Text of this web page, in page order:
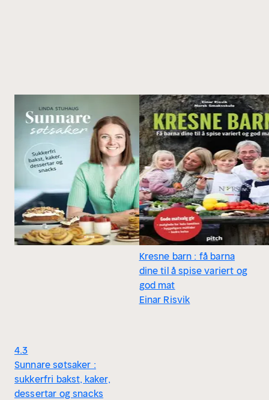
4.3
Sunnare søtsaker :
sukkerfri bakst, kaker,
dessertar og snacks
Kresne barn : få barna
dine til å spise variert og
god mat
Einar Risvik